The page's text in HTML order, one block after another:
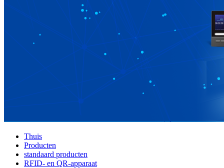
Thuis
Producten
standaard producten
RFID- en QR-apparaat